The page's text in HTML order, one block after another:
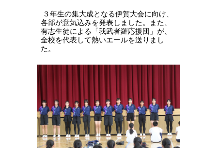
３年生の集大成となる伊賀大会に向け、
各部が意気込みを発表しました。また、
有志生徒による「我武者羅応援団」が、
全校を代表して熱いエールを送りまし
た。